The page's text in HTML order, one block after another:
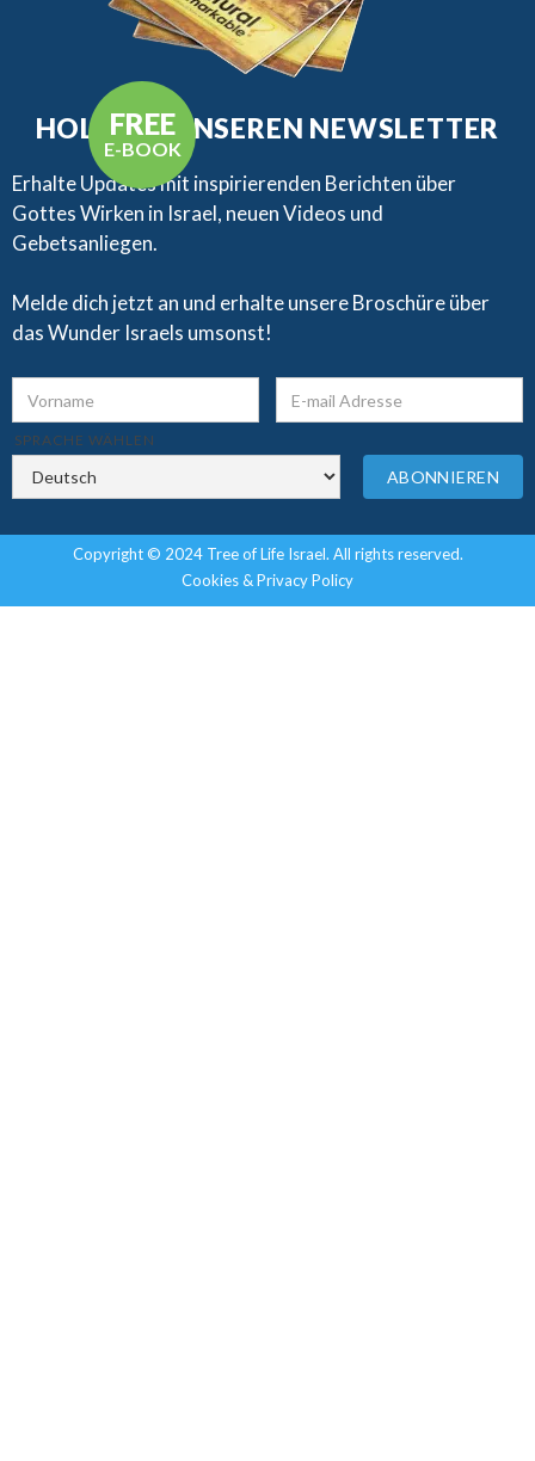
FREE
E-BOOK
HOLE DIR UNSEREN NEWSLETTER
Erhalte Updates mit inspirierenden Berichten über
Gottes Wirken in Israel, neuen Videos und
Gebetsanliegen.​
Melde dich jetzt an und erhalte unsere Broschüre über
das Wunder Israels umsonst!
SPRACHE WÄHLEN
Copyright © 2024 Tree of Life Israel. All rights reserved.
Cookies & Privacy Policy